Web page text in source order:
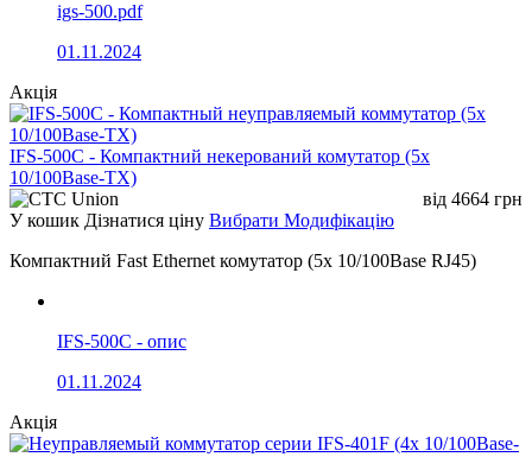
igs-500.pdf
01.11.2024
Акція
IFS-500C - Компактний некерований комутатор (5x
10/100Base-TX)
від 4664 грн
У кошик Дізнатися ціну Вибрати Модифікацію
Компактний Fast Ethernet комутатор (5x 10/100Base RJ45)
IFS-500C - опис
01.11.2024
Акція